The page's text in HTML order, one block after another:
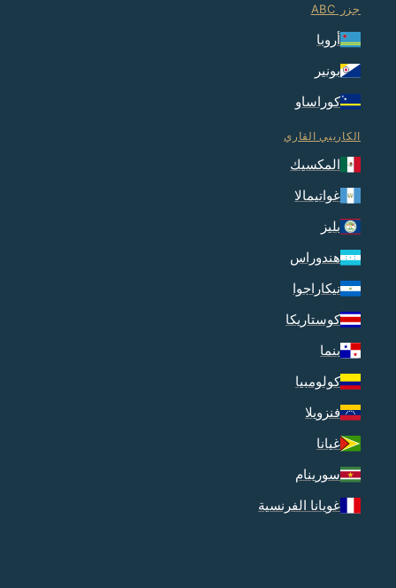
جزر ABC
أروبا
بونير
كوراساو
الكاريبي القاري
المكسيك
غواتيمالا
بليز
هندوراس
نيكاراجوا
كوستاريكا
بنما
كولومبيا
فنزويلا
غيانا
سورينام
غويانا الفرنسية